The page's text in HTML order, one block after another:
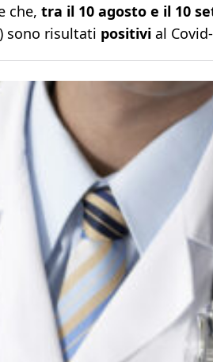
che, tra il 10 agosto e il 10
sono risultati positivi al